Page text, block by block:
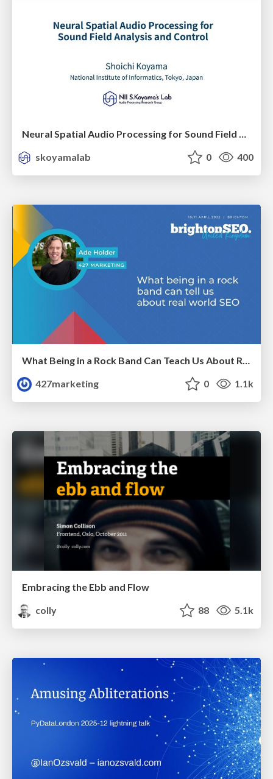
skoyamalab
0 400
What Being in a Rock Band Can Teach Us About Real World SEO
427marketing
0 1.1k
Embracing the Ebb and Flow
colly
88 5.1k